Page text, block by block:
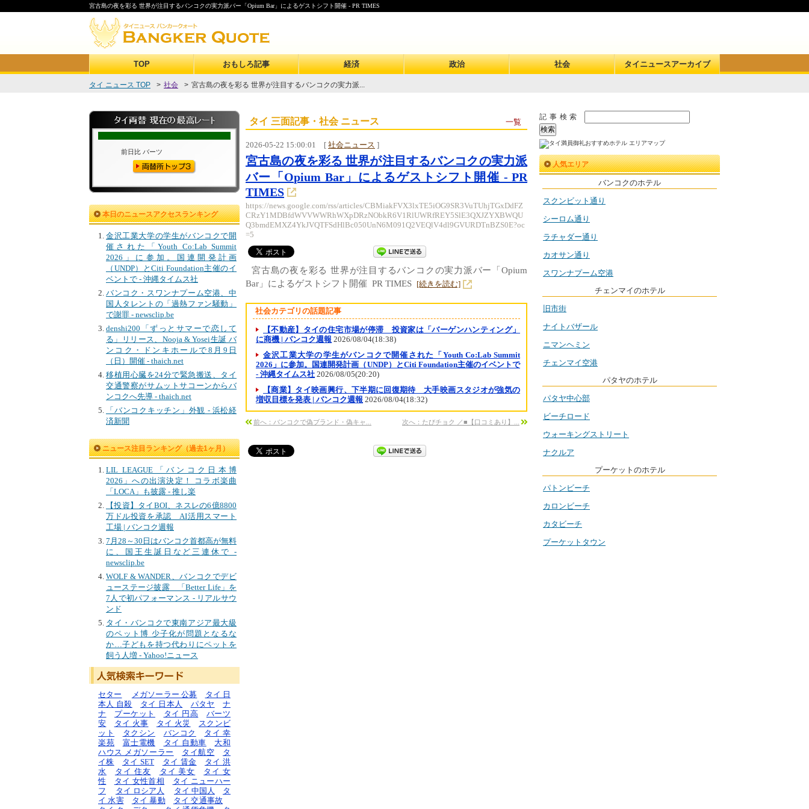
宮古島の夜を彩る 世界が注目するバンコクの実力派バー「Opium Bar」によるゲストシフト開催 - PR TIMES
TOP おもしろ記事 経済 政治 社会 タイニュースアーカイブ
タイ ニュース TOP > 社会 > 宮古島の夜を彩る 世界が注目するバンコクの実力派...
本日のニュースアクセスランキング
金沢工業大学の学生がバンコクで開
催された「Youth Co:Lab Summit
2026」に参加。国連開発計画
（UNDP）とCiti Foundation主催のイ
ベントで - 沖縄タイムス社
バンコク・スワンナプーム空港、中
国人タレントの「過熱ファン騒動」
で謝罪 - newsclip.be
denshi200「ずっとサマーで恋して
る」リリース、Nooja & Yosei生誕 バ
ンコク・ドンキホールで8月9日
（日）開催 - thaich.net
移植用心臓を24分で緊急搬送、タイ
交通警察がサムットサコーンからバ
ンコクへ先導 - thaich.net
「バンコクキッチン」外観 - 浜松経
済新聞
ニュース注目ランキング（過去1ヶ月）
LIL LEAGUE「バンコク日本博
2026」への出演決定！ コラボ楽曲
「LOCA」も披露 - 推し楽
【投資】タイBOI、ネスレの6億8800
万ドル投資を承認 AI活用スマート
工場 | バンコク週報
7月28～30日はバンコク首都高が無料
に、国王生誕日など三連休で -
newsclip.be
WOLF & WANDER、バンコクでデビ
ューステージ披露 「Better Life」を
7人で初パフォーマンス - リアルサウ
ンド
タイ・バンコクで東南アジア最大級
のペット博 少子化が問題となるな
か…子どもを持つ代わりにペットを
飼う人増 - Yahoo!ニュース
セター メガソーラー 公募
タイ 日
本人 自殺
タイ 日本人 パタヤ
ナ
ナ
プーケット タイ 円高
バーツ
安
タイ 火事 タイ 火災
スクンビ
ット
タクシン バンコク
タイ 幸
楽苑
富士電機 タイ 自動車
大和
ハウス メガソーラー
タイ航空
タ
イ株
タイ SET タイ 賃金
タイ 洪
水
タイ 住友 タイ 美女
タイ 女
性
タイ 女性首相
タイ ニューハー
フ
タイ ロシア人 タイ 中国人
タ
イ 水害
タイ 暴動
タイ 交通事故
タイ 三面記事・社会 ニュース 一覧
2026-05-22 15:00:01 [ 社会ニュース ]
宮古島の夜を彩る 世界が注目するバンコクの実力派
バー「Opium Bar」によるゲストシフト開催 - PR
TIMES
https://news.google.com/rss/articles/CBMiakFVX3lxTE5iOG9SR3VuTUhjTGxDdFZ
CRzY1MDBfdWVVWWRhWXpDRzNObkR6V1RlUWRfREY5SlE3QXJZYXBWQU
Q3bmdEMXZ4YkJVQTFSdHlBc050UnN6M091Q2VEQlV4dl9GVURDTnBZS0E?oc
=5
宮古島の夜を彩る 世界が注目するバンコクの実力派バー「Opium
Bar」によるゲストシフト開催 PR TIMES [続きを読む]
社会カテゴリの話題記事
【不動産】タイの住宅市場が停滞 投資家は「バーゲンハンティング」
に商機 | バンコク週報 2026/08/04(18:38)
金沢工業大学の学生がバンコクで開催された「Youth Co:Lab Summit
2026」に参加。国連開発計画（UNDP）とCiti Foundation主催のイベントで
- 沖縄タイムス社 2026/08/05(20:20)
【商業】タイ映画興行、下半期に回復期待 大手映画スタジオが強気の
増収目標を発表 | バンコク週報 2026/08/04(18:32)
前へ：バンコクで偽ブランド・偽キャ... 次へ：たびチョク ／■【口コミあり】...
記事検索